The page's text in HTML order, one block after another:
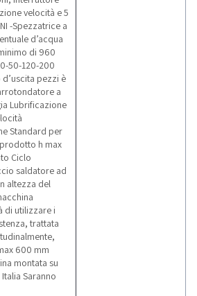
velocità e 5
-Spezzatrice a
d’acqua
di 960
50-120-200
pezzi è
a
Lubrificazione
Standard per
h max
Ciclo
saldatore ad
altezza del
di utilizzare i
trattata
600 mm
montata su
Saranno